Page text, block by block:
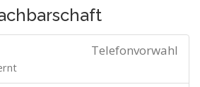
Telefonvorwahl